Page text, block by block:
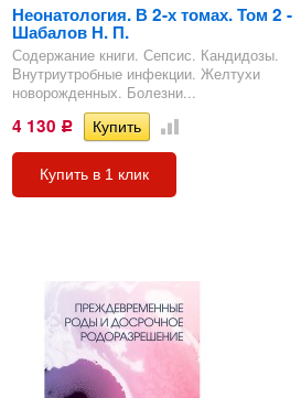
Неонатология. В 2-х томах. Том 2 -
Шабалов Н. П.
Содержание книги. Сепсис. Кандидозы.
Внутриутробные инфекции. Желтухи
новорожденных. Болезни...
4 130 Р
Купить в 1 клик